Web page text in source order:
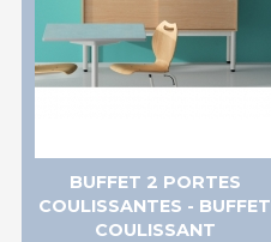
BUFFET 2 PORTES
COULISSANTES - BUFFET
COULISSANT